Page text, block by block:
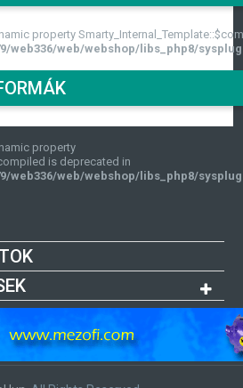
property
web336/web/webshop/libs_php8/
property
is deprecated in
web336/web/webshop/libs_php8/